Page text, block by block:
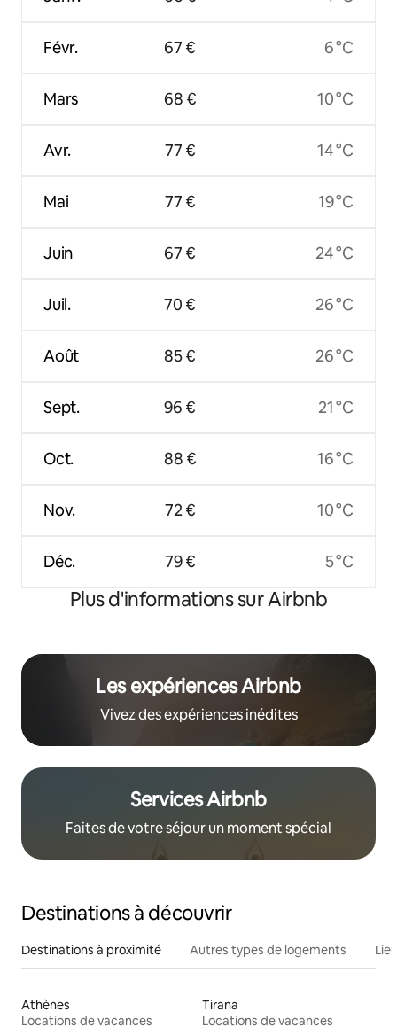
Févr.
Mars
Avr.
Mai
Juin
Juil.
Août
Sept.
Oct.
Nov.
Déc.
67 €
68 €
77 €
77 €
67 €
70 €
85 €
96 €
88 €
72 €
79 €
6 °C
10 °C
14 °C
19 °C
24 °C
26 °C
26 °C
21 °C
16 °C
10 °C
5 °C
Plus d'informations sur Airbnb
Les expériences Airbnb
Vivez des expériences inédites
Services Airbnb
Faites de votre séjour un moment spécial
Destinations à découvrir
Destinations à proximité Autres types de logements
Athènes
Locations de vacances
Tirana
Locations de vacances